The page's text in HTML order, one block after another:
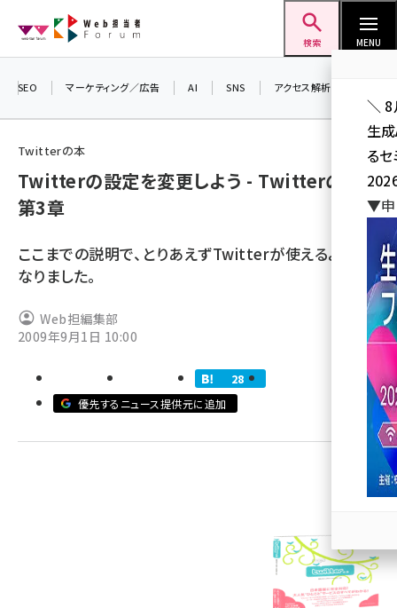
ン
検索 MENU
youtube (2439)
セミナー (2308)
meo (1277)
SEO マーケティング／広告 AI SNS アクセス解析／データ分析
Twitterの本
Twitterの設定を変更しよう - Twitterの本
第3章
ここまでの説明で、とりあえずTwitterが使えるように
なりました。
Web担編集部
2009年9月1日 10:00
28
優先するニュース提供元に追加
＼ 8
生
る
▼申